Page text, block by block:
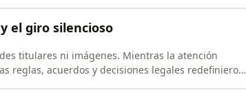
el giro silencioso
titulares ni imágenes. Mientras la atención
reglas, acuerdos y decisiones legales redefinieron